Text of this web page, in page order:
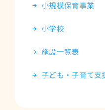
小規模保育事業
小学校
施設一覧表
子ども・子育て支